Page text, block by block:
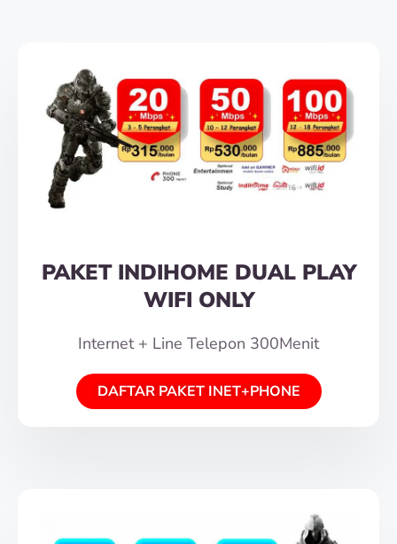
PAKET INDIHOME DUAL PLAY
WIFI ONLY
Internet + Line Telepon 300Menit
DAFTAR PAKET INET+PHONE